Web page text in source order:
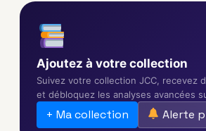
Ajoutez à votre collection
Suivez votre collection JCC, recevez
et débloquez les analyses avancées
+ Ma collection Alerte